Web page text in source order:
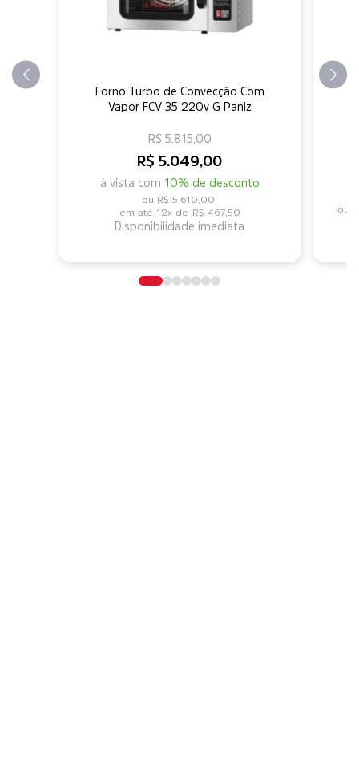
Forno Turbo de Convecção Com
Vapor FCV 35 220v G Paniz
R$ 5.049,00
à vista com 10% de desconto
R$ 5.815,00
R$ 5.610,00
12x de R$ 467,50
Disponibilidade imediata